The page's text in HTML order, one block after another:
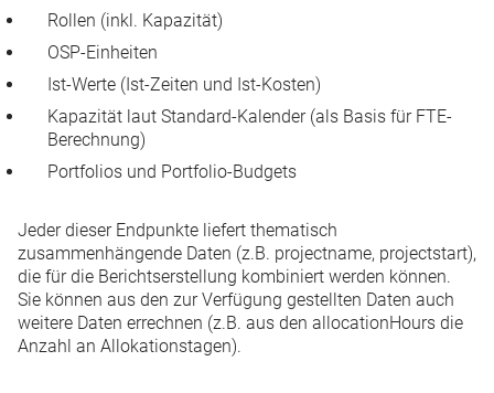
Rollen (inkl. Kapazität)
OSP-Einheiten
Ist-Werte (Ist-Zeiten und Ist-Kosten)
Kapazität laut Standard-Kalender (als Basis für FTE-
Berechnung)
Portfolios und Portfolio-Budgets
Jeder dieser Endpunkte liefert thematisch
zusammenhängende Daten (z.B. projectname, projectstart),
die für die Berichtserstellung kombiniert werden können.
Sie können aus den zur Verfügung gestellten Daten auch
weitere Daten errechnen (z.B. aus den allocationHours die
Anzahl an Allokationstagen).